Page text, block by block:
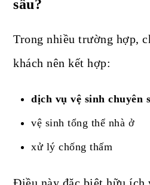
sâu?
Trong nhiều trường hợp,
khách nên kết hợp:
dịch vụ vệ sinh chuyên
vệ sinh tổng thể nhà ở
xử lý chống thấm